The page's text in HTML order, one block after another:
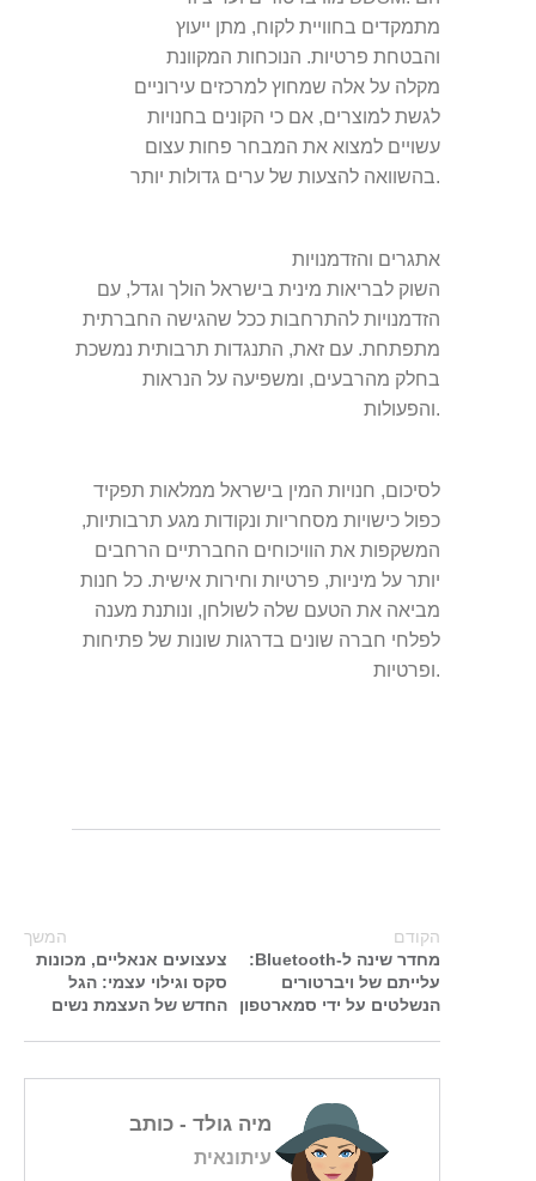
מתמקדים בחוויית לקוח, מתן ייעוץ
והבטחת פרטיות. הנוכחות המקוונת
מקלה על אלה שמחוץ למרכזים עירוניים
לגשת למוצרים, אם כי הקונים בחנויות
עשויים למצוא את המבחר פחות עצום
בהשוואה להצעות של ערים גדולות יותר.
אתגרים והזדמנויות
השוק לבריאות מינית בישראל הולך וגדל, עם
הזדמנויות להתרחבות ככל שהגישה החברתית
מתפתחת. עם זאת, התנגדות תרבותית נמשכת
בחלק מהרבעים, ומשפיעה על הנראות
והפעולות.
לסיכום, חנויות המין בישראל ממלאות תפקיד
כפול כישויות מסחריות ונקודות מגע תרבותיות,
המשקפות את הוויכוחים החברתיים הרחבים
יותר על מיניות, פרטיות וחירות אישית. כל חנות
מביאה את הטעם שלה לשולחן, ונותנת מענה
לפלחי חברה שונים בדרגות שונות של פתיחות
ופרטיות.
הקודם
מחדר שינה ל-Bluetooth:
עלייתם של ויברטורים
הנשלטים על ידי סמארטפון
המשך
צעצועים אנאליים, מכונות
סקס וגילוי עצמי: הגל
החדש של העצמת נשים
מיה גולד - כותב
עיתונאית